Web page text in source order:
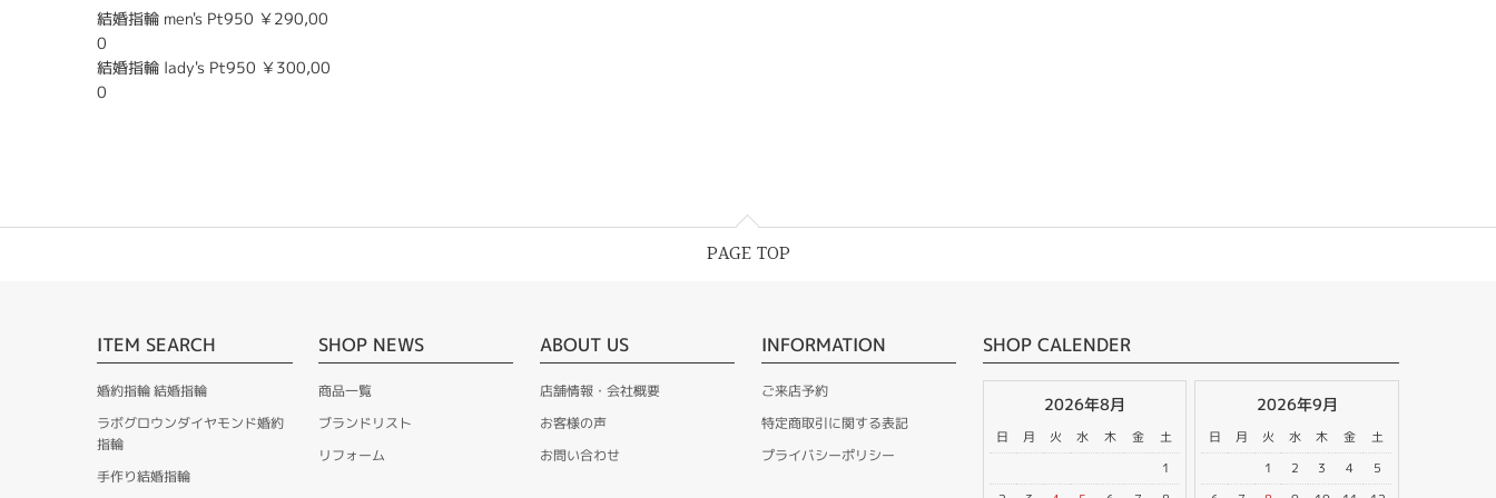
結婚指輪 men's Pt950 ￥290,00
0
結婚指輪 lady's Pt950 ￥300,00
0
PAGE TOP
ITEM SEARCH
婚約指輪 結婚指輪
ラボグロウンダイヤモンド婚約
指輪
手作り結婚指輪
SHOP NEWS
商品一覧
ブランドリスト
リフォーム
ABOUT US
店舗情報・会社概要
お客様の声
お問い合わせ
INFORMATION
ご来店予約
特定商取引に関する表記
プライバシーポリシー
SHOP CALENDER
2026年8月
日 月 火 水 木 金
土
1
2026年9月
日 月 火 水 木 金
土
1
2 3 4
5